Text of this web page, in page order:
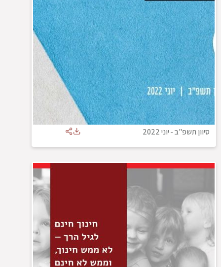
סיוון תשפ"ב-יוני 2022